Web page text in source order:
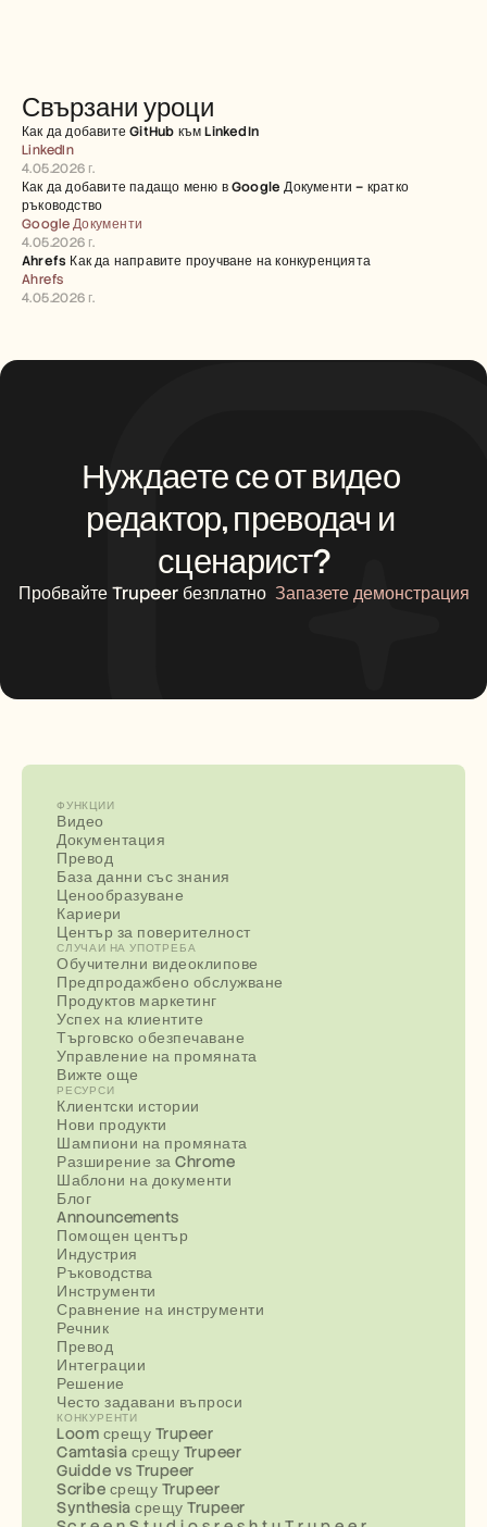
Свързани уроци
Как да добавите GitHub към LinkedIn
LinkedIn
4.05.2026 г.
Как да добавите падащо меню в Google Документи – кратко
ръководство
Google Документи
4.05.2026 г.
Ahrefs Как да направите проучване на конкуренцията
Ahrefs
4.05.2026 г.
Нуждаете се от видео
редактор, преводач и
сценарист?
Пробвайте Trupeer безплатно Запазете демонстрация
ФУНКЦИИ
Видео
Документация
Превод
База данни със знания
Ценообразуване
Кариери
Център за поверителност
СЛУЧАИ НА УПОТРЕБА
Обучителни видеоклипове
Предпродажбено обслужване
Продуктов маркетинг
Успех на клиентите
Търговско обезпечаване
Управление на промяната
Вижте още
РЕСУРСИ
Клиентски истории
Нови продукти
Шампиони на промяната
Разширение за Chrome
Шаблони на документи
Блог
Announcements
Помощен център
Индустрия
Ръководства
Инструменти
Сравнение на инструменти
Речник
Превод
Интеграции
Решение
Често задавани въпроси
КОНКУРЕНТИ
Loom срещу Trupeer
Camtasia срещу Trupeer
Guidde vs Trupeer
Scribe срещу Trupeer
Synthesia срещу Trupeer